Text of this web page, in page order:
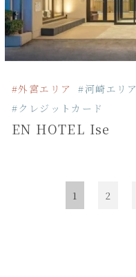
#外宮エリア #河崎エリア
#クレジットカード
EN HOTEL Ise
1 2